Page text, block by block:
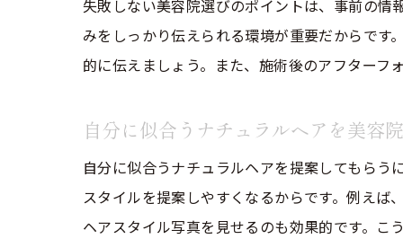
失敗しない美容院選びのポイントは、事前の
みをしっかり伝えられる環境が重要だからで
的に伝えましょう。また、施術後のアフターフ
自分に似合うナチュラルヘアを美容
自分に似合うナチュラルヘアを提案してもら
スタイルを提案しやすくなるからです。例え
ヘアスタイル写真を見せるのも効果的です。こ